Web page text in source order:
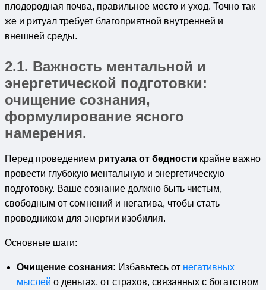
плодородная почва, правильное место и уход. Точно так
же и ритуал требует благоприятной внутренней и
внешней среды.
2.1. Важность ментальной и
энергетической подготовки:
очищение сознания,
формулирование ясного
намерения.
Перед проведением ритуала от бедности крайне важно
провести глубокую ментальную и энергетическую
подготовку. Ваше сознание должно быть чистым,
свободным от сомнений и негатива, чтобы стать
проводником для энергии изобилия.
Основные шаги:
Очищение сознания: Избавьтесь от негативных
мыслей о деньгах, от страхов, связанных с богатством